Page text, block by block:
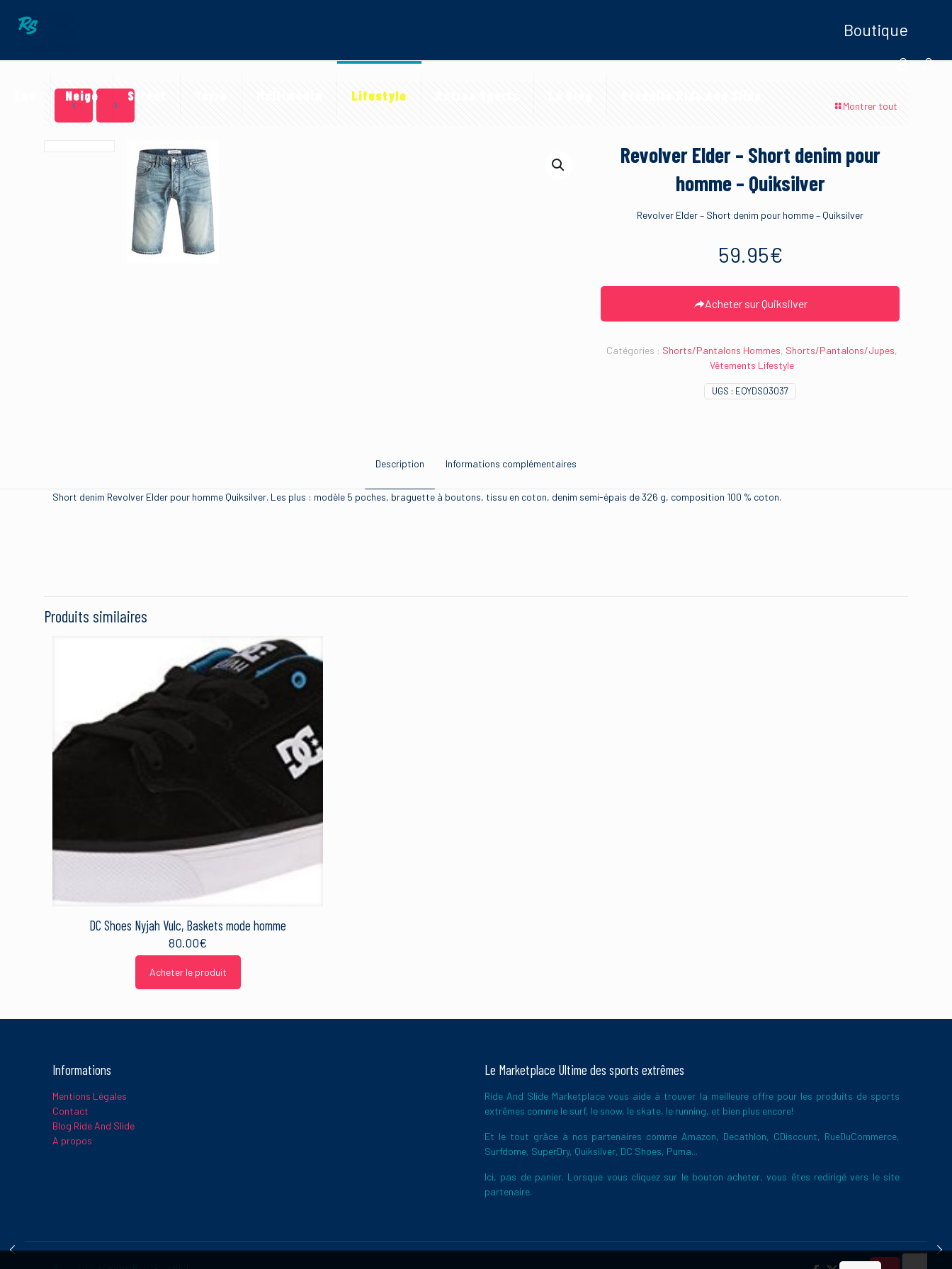
Neige Street Lifestyle
Boutique
Montrer tout
Revolver Elder – Short denim pour
homme – Quiksilver
Revolver Elder – Short denim pour homme – Quiksilver
59.95€
Acheter sur Quiksilver
UGS : EQYDS03037
Catégories : Shorts/Pantalons Hommes, Shorts/Pantalons/Jupes,
Vêtements Lifestyle
Description Informations complémentaires
Short denim Revolver Elder pour homme Quiksilver. Les plus : modèle 5 poches, braguette à boutons, tissu en coton, denim semi-épais de 326 g, composition 100 % coton.
Produits similaires
DC Shoes Nyjah Vulc, Baskets mode homme
80.00€
Acheter le produit
Informations
Mentions Légales
Contact
Blog Ride And Slide
A propos
Le Marketplace Ultime des sports extrêmes
Ride And Slide Marketplace vous aide à trouver la meilleure offre pour les produits de sports
extrêmes comme le surf, le snow, le skate, le running, et bien plus encore!
Et le tout grâce à nos partenaires comme Amazon, Decathlon, CDiscount, RueDuCommerce,
Surfdome, SuperDry, Quiksilver, DC Shoes, Puma...
Ici, pas de panier. Lorsque vous cliquez sur le bouton acheter, vous êtes redirigé vers le site
partenaire.